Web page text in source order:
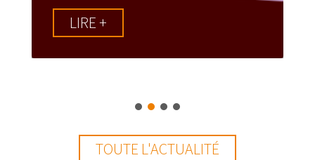
LIRE +
TOUTE L'ACTUALITÉ